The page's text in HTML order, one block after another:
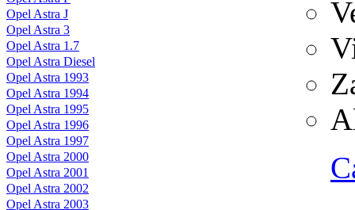
Opel Astra J
Opel Astra 3
Opel Astra 1.7
Opel Astra Diesel
Opel Astra 1993
Opel Astra 1994
Opel Astra 1995
Opel Astra 1996
Opel Astra 1997
Opel Astra 2000
Opel Astra 2001
Opel Astra 2002
Opel Astra 2003